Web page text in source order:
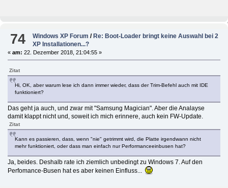
74 Windows XP Forum / Re: Boot-Loader bringt keine Auswahl bei 2
XP Installationen...?
« am: 22. Dezember 2018, 21:04:55 »
Zitat
Hi, OK, aber warum lese ich dann immer wieder, dass der Trim-Befehl auch mit IDE
funktioniert?
Das geht ja auch, und zwar mit "Samsung Magician". Aber die Analayse
damit klappt nicht und, soweit ich mich erinnere, auch kein FW-Update.
Zitat
Kann es passieren, dass, wenn "nie" getrimmt wird, die Platte irgendwann nicht
mehr funktioniert, oder dass man einfach nur Performanceeinbusen hat?
Ja, beides. Deshalb rate ich ziemlich unbedingt zu Windows 7. Auf den
Perfomance-Busen hat es aber keinen Einfluss...